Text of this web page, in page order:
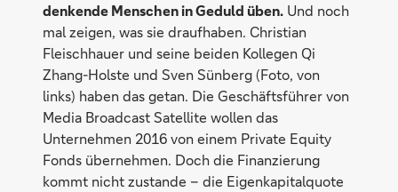
denkende Menschen in Geduld üben. Und noch
mal zeigen, was sie draufhaben. Christian
Fleischhauer und seine beiden Kollegen Qi
Zhang-Holste und Sven Sünberg (Foto, von
links) haben das getan. Die Geschäftsführer von
Media Broadcast Satellite wollen das
Unternehmen 2016 von einem Private Equity
Fonds übernehmen. Doch die Finanzierung
kommt nicht zustande – die Eigenkapitalquote